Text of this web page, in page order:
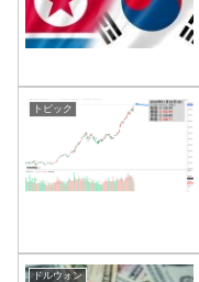
トピック
ドルウォン